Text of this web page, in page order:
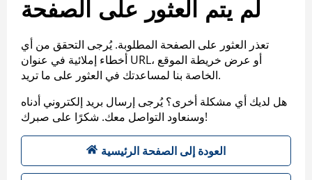
لم يتم العثور على الصفحة
تعذر العثور على الصفحة المطلوبة. يُرجى التحقق من أي
أخطاء إملائية في عنوان URL، أو عرض خريطة الموقع
الخاصة بنا لمساعدتك في العثور على ما تريد.
هل لديك أي مشكلة أخرى؟ يُرجى إرسال بريد إلكتروني أدناه
وسنعاود التواصل معك. شكرًا على صبرك!
العودة إلى الصفحة الرئيسية